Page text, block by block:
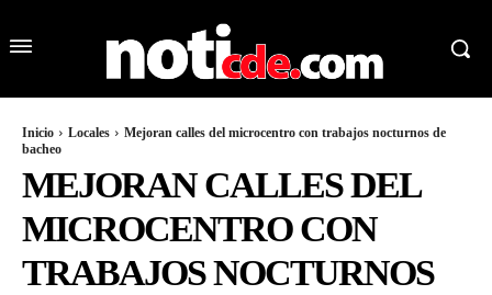
Inicio Locales
Mejoran calles del microcentro con trabajos nocturnos de
bacheo
MEJORAN CALLES DEL
MICROCENTRO CON
TRABAJOS NOCTURNOS